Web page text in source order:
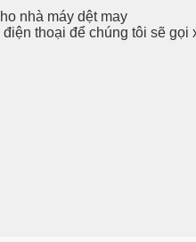
nhà máy dệt may
thoại để chúng tôi sẽ